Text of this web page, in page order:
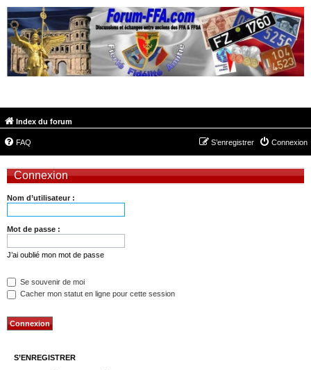
Index du forum
FAQ Connexion
S’enregistrer
Connexion
Nom d’utilisateur :
Mot de passe :
J’ai oublié mon mot de passe
Se souvenir de moi
Cacher mon statut en ligne pour cette session
S’ENREGISTRER